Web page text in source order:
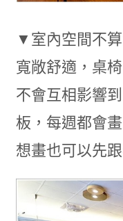
▼室內空間不
寬敞舒適，桌
不會互相影響
板，每週都會
想畫也可以先